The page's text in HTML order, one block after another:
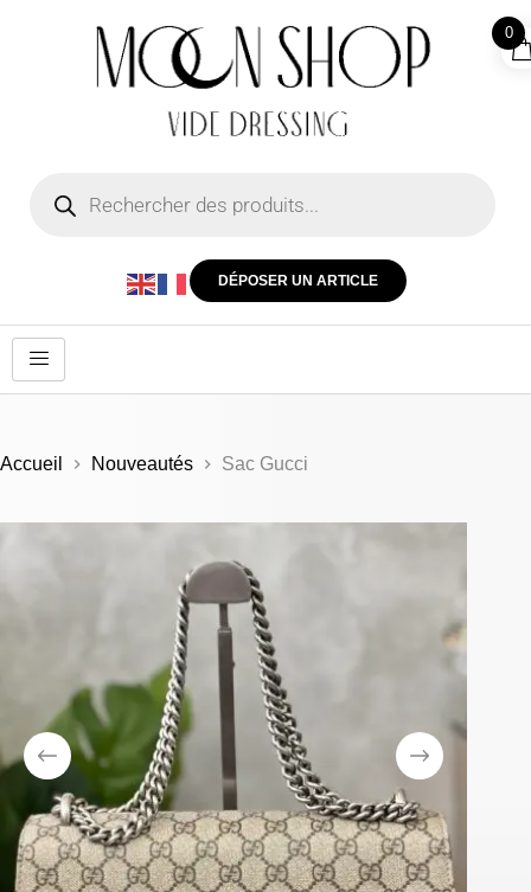
DÉPOSER UN ARTICLE
Accueil Nouveautés Sac Gucci
0